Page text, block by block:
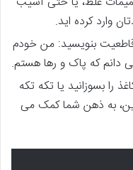
وارد کرده اید.
بنویسید: من خودم
دانم که پاک و رها هستم.
را بسوزانید یا تکه تکه
به ذهن شما کمک می